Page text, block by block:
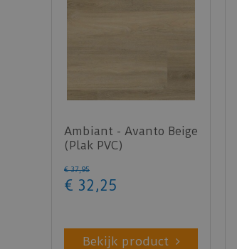
Ambiant - Avanto Beige
(Plak PVC)
€ 37,95
€ 32 ,25
Bekijk product